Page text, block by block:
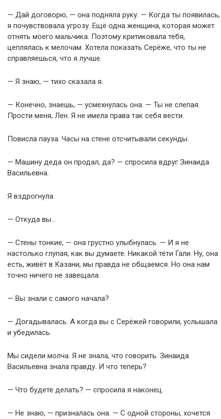
— Дай договорю, — она подняла руку. — Когда ты появилась,
я почувствовала угрозу. Ещё одна женщина, которая может
отнять моего мальчика. Поэтому критиковала тебя,
цеплялась к мелочам. Хотела показать Серёже, что ты не
справляешься, что я лучше.
— Я знаю, — тихо сказала я.
— Конечно, знаешь, — усмехнулась она. — Ты не слепая.
Прости меня, Лен. Я не имела права так себя вести.
Повисла пауза. Часы на стене отсчитывали секунды.
— Машину деда он продал, да? — спросила вдруг Зинаида
Васильевна.
Я вздрогнула.
— Откуда вы…
— Стены тонкие, — она грустно улыбнулась. — И я не
настолько глупая, как вы думаете. Никакой тёти Гали. Ну, она
есть, живёт в Казани, мы правда не общаемся. Но она нам
точно ничего не завещала.
— Вы знали с самого начала?
— Догадывалась. А когда вы с Серёжей говорили, услышала
и убедилась.
Мы сидели молча. Я не знала, что говорить. Зинаида
Васильевна знала правду. И что теперь?
— Что будете делать? — спросила я наконец.
— Не знаю, — призналась она. — С одной стороны, хочется